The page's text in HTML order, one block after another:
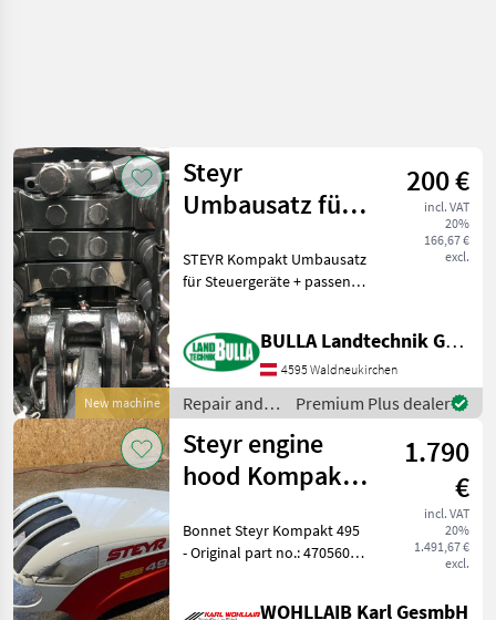
New machine
Steyr
Umbausatz für
200 €
incl. VAT
20%
166,67 €
excl.
STEYR Kompakt Umbausatz
für Steuergeräte + passend
NH T4/T5 + Mehr Platz für
Oberlenker +
Komfortableres
Hydrauliksch
BULLA Landtechnik GmbH Ersatzteile
4595 Waldneukirchen
Repair and
spare parts /
Steyr
Premium Plus dealer
Steyr engine
hood Kompakt
1.790
€
incl. VAT
20%
1.491,67 €
excl.
Bonnet Steyr Kompakt 495
- Original part no.: 47056002
WOHLLAIB Karl GesmbH